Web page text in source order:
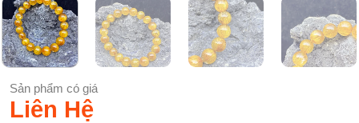
Sản phẩm có giá
Liên Hệ